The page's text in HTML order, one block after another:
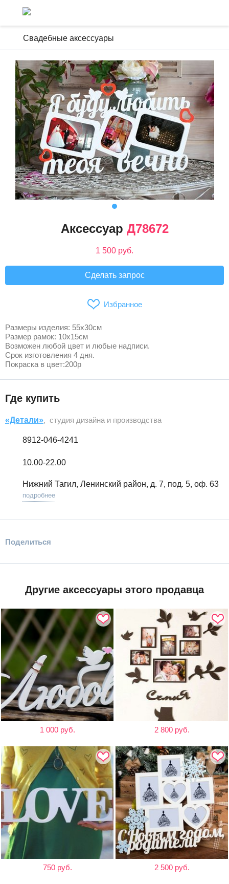
Свадебные аксессуары
Аксессуар Д78672
1 500 руб.
Сделать запрос
Избранное
Размеры изделия: 55х30см
Размер рамок: 10х15см
Возможен любой цвет и любые надписи.
Срок изготовления 4 дня.
Покраска в цвет:200р
Где купить
«Детали», студия дизайна и производства
8912-046-4241
10.00-22.00
Нижний Тагил, Ленинский район, д. 7, под. 5, оф. 63
подробнее
Поделиться
Другие аксессуары этого продавца
1 000 руб. 2 800 руб.
750 руб. 2 500 руб.